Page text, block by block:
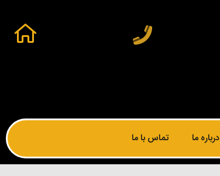
درباره ما تماس با ما